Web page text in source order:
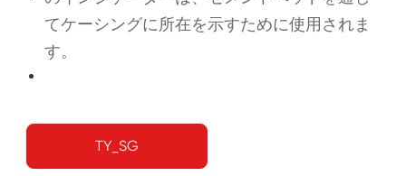
てケーシングに所在を示すために使用されま
す。
TY_SG